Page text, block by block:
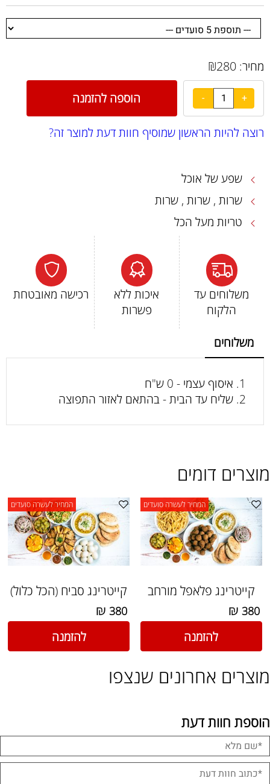
מחיר: ₪280
הוספה להזמנה
רוצה להיות הראשון שמוסיף חוות דעת למוצר זה?
שפע של אוכל
שרות , שרות , שרות
טריות מעל הכל
משלוחים עד
הלקוח
איכות ללא
פשרות
רכישה מאובטחת
משלוחים
איסוף עצמי - 0 ש"ח
שליח עד הבית - בהתאם לאזור התפוצה
מוצרים דומים
המחיר לעשרה סועדים
קייטרינג פלאפל מורחב
₪ 380
להזמנה
המחיר לעשרה סועדים
קייטרינג סביח (הכל כלול)
₪ 380
להזמנה
מוצרים אחרונים שנצפו
הוספת חוות דעת